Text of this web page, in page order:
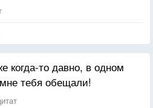
когда-то давно, в одном
тебя обещали!